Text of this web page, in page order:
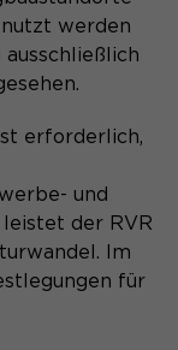
des
der
werden
erforderlich,
und
der RVR
Im
für